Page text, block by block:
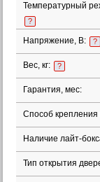
Температурный
?
Напряжение, В: ?
Вес, кг: ?
Гарантия, мес:
Способ крепления
Наличие лайт-
Тип открытия